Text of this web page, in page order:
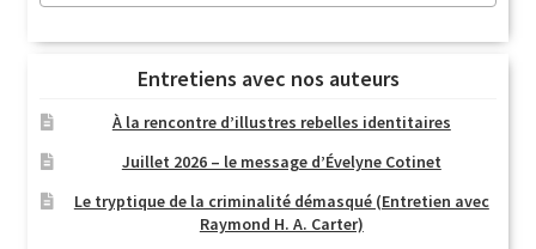
Entretiens avec nos auteurs
À la rencontre d’illustres rebelles identitaires
Juillet 2026 – le message d’Évelyne Cotinet
Le tryptique de la criminalité démasqué (Entretien avec
Raymond H. A. Carter)